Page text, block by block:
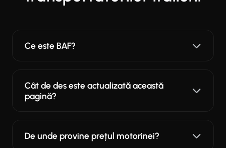
Ce este BAF?
Cât de des este actualizată această
pagină?
De unde provine prețul motorinei?